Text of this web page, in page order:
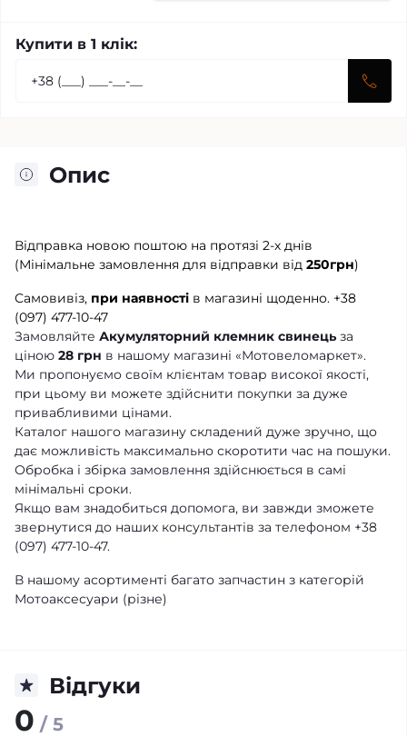
Купити в 1 клік:
Опис
Відправка новою поштою на протязі 2-х днів
(Мінімальне замовлення для відправки від 250грн)
Самовивіз, при наявності в магазині щоденно. +38
(097) 477-10-47
Замовляйте Акумуляторний клемник свинецьза
ціною 28 грн в нашому магазині «Мотовеломаркет».
Ми пропонуємо своїм клієнтам товар високої якості,
при цьому ви можете здійснити покупки за дуже
привабливими цінами.
Каталог нашого магазину складений дуже зручно, що
дає можливість максимально скоротити час на пошуки.
Обробка і збірка замовлення здійснюється в самі
мінімальні сроки.
Якщо вам знадобиться допомога, ви завжди зможете
звернутися до наших консультантів за телефоном +38
(097) 477-10-47.
В нашому асортименті багато запчастин з категорій
Мотоаксесуари (різне)
Відгуки
0 / 5